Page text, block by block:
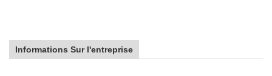
Informations Sur l'entreprise